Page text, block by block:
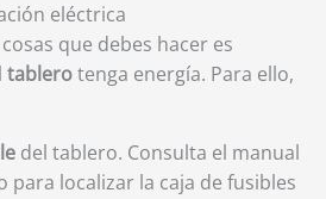
eléctrica
que debes hacer es
tablerotenga energía. Para ello,
del tablero. Consulta el manual
para localizar la caja de fusibles